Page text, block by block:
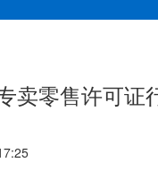
卖零售许可证